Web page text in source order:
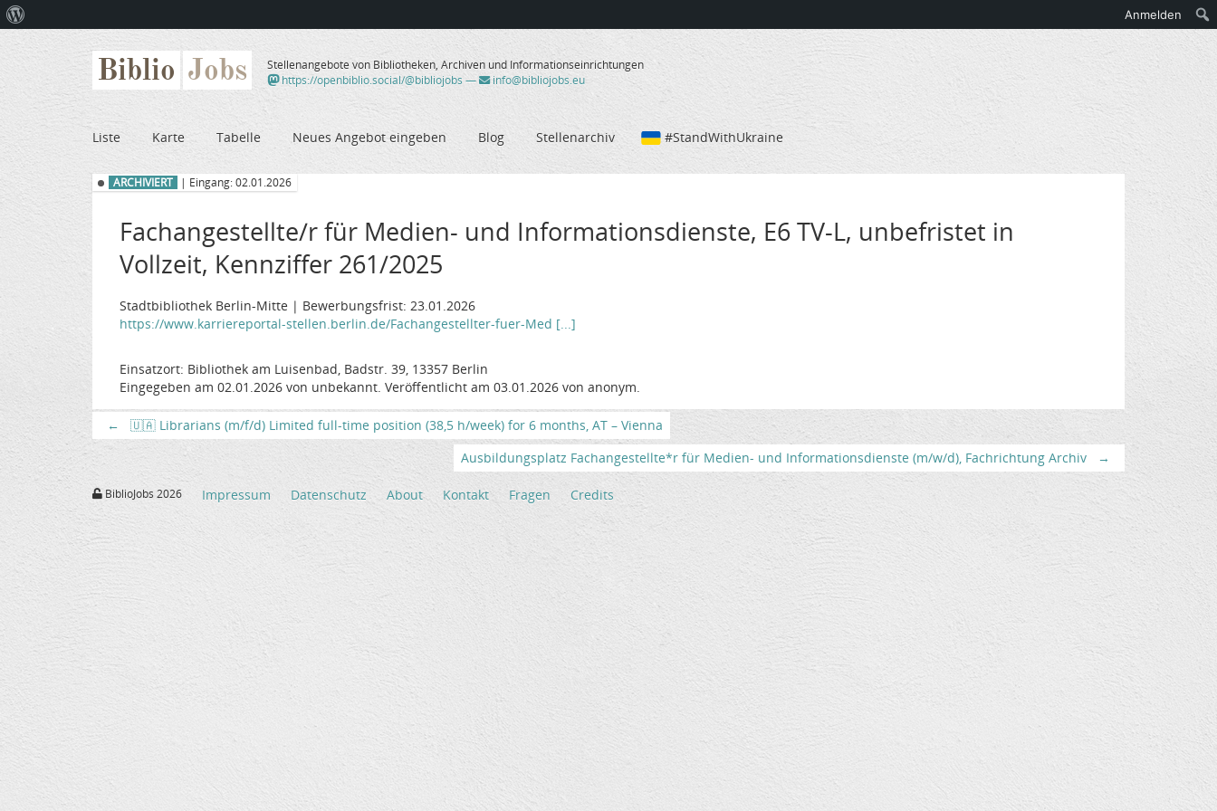
Biblio Jobs
Stellenangebote von Bibliotheken, Archiven und Informationseinrichtungen
https://openbiblio.social/@bibliojobs — info@bibliojobs.eu
Liste Karte Tabelle Neues Angebot eingeben Blog Stellenarchiv #StandWithUkraine
ARCHIVIERT | Eingang: 02.01.2026
Fachangestellte/r für Medien- und Informationsdienste, E6 TV-L, unbefristet in
Vollzeit, Kennziffer 261/2025
Stadtbibliothek Berlin-Mitte | Bewerbungsfrist: 23.01.2026
https://www.karriereportal-stellen.berlin.de/Fachangestellter-fuer-Med [...]
Einsatzort: Bibliothek am Luisenbad, Badstr. 39, 13357 Berlin
Eingegeben am 02.01.2026 von unbekannt. Veröffentlicht am 03.01.2026 von anonym.
←
🇺🇦 Librarians (m/f/d) Limited full-time position (38,5 h/week) for 6 months, AT – Vienna
Ausbildungsplatz Fachangestellte*r für Medien- und Informationsdienste (m/w/d), Fachrichtung Archiv
→
BiblioJobs 2026 Impressum Datenschutz About Kontakt Fragen Credits
WordPress
Anmelden